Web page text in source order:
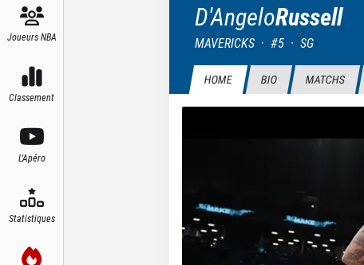
Joueurs NBA
Classement
L'Apéro
Statistiques
D'AngeloRussell
MAVERICKS · #5 · SG
HOME BIO MATCHS